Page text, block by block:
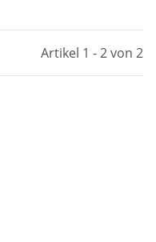
Artikel 1 - 2 von 2